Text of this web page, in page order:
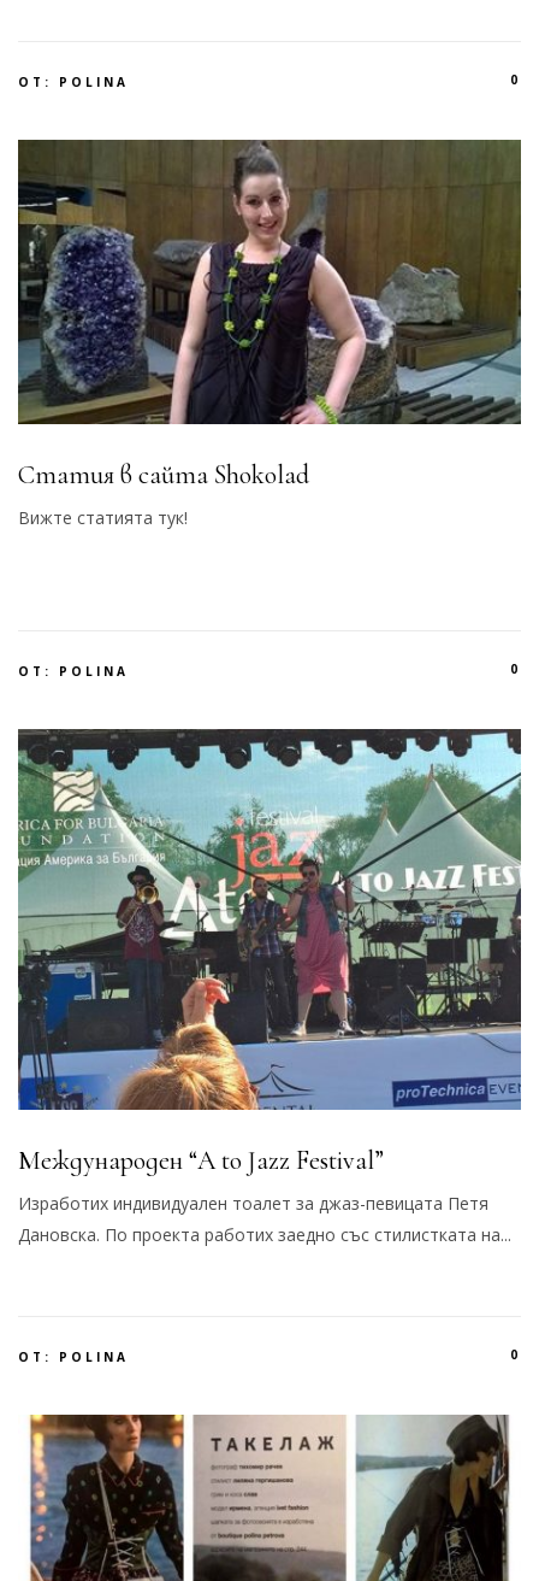
ОТ: POLINA 0
Статия в сайта Shokolad
Вижте статията тук!
ОТ: POLINA 0
Международен “A to Jazz Festival”
Изработих индивидуален тоалет за джаз-певицата Петя
Дановска. По проекта работих заедно със стилистката на...
ОТ: POLINA 0